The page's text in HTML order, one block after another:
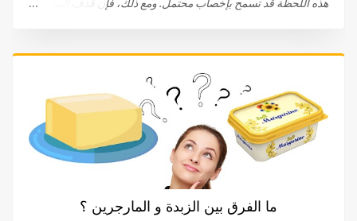
القذف، التي تحدث عند بعض الرجال الذين يحدث القذف والنشوة
الجنسية لديهم حتى قبل الإيلاج أو بعده بسرعة كبيرة. القذف
التلقائي هو ظاهرة مرضية تؤثر على العديد من الأشخاص. غالبًا ما
تلعب الحالة النفسية للشخص دورًا مهمًا. يعد القلق والتوتر من أهم
أسباب القذف بدون النشوة الجنسية. من المحتمل أيضًا أن الذهاب
إلى المرحاض أو ملامسة الحشفة للملابس قد تؤدي إلى حدوث
القذف التلقائي. 81٪ من الرجال الذين يعانون من هذا النوع من
القذف لا يشعرون بالمتعة أثناء حدوثه. بينما تعترف النسبة المتبقية
(19 ٪) بشعورهم بالنشوة، (ولكنها أقل من تلك التي تحدث أثناء
ما الفرق بين الزبدة و المارجرين ؟